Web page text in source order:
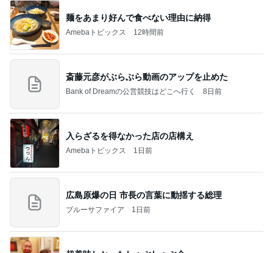
麺をあまり好んで食べない理由に納得
Amebaトピックス 12時間前
斎藤元彦がぶらぶら動画のアップを止めた
Bank of Dreamの公営競技はどこへ行く 8日前
入らざるを得なかった店の店構え
Amebaトピックス 1日前
広島原爆の日 市長の言葉に動揺する総理
ブルーサファイア 1日前